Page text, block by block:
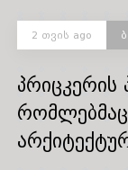
2 თვის ago
პრიცკერის